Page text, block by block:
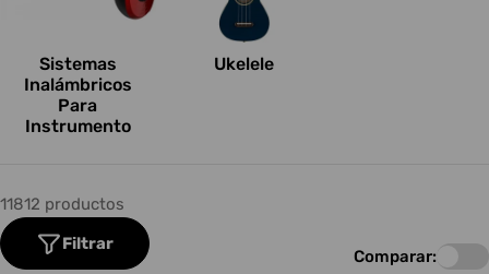
Sistemas
Inalámbricos
Para
Instrumento
Ukelele
11812 productos
Filtrar
Comparar: